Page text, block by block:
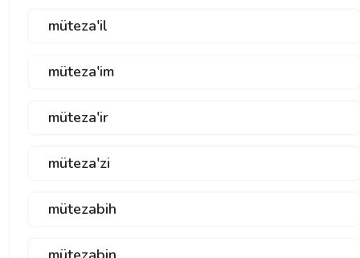
müteza'il
müteza'im
müteza'ir
müteza'zi
mütezabih